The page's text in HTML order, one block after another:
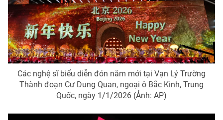
Các nghệ sĩ biểu diễn đón năm mới tại Vạn Lý Trường
Thành đoạn Cư Dung Quan, ngoại ô Bắc Kinh, Trung
Quốc, ngày 1/1/2026 (Ảnh: AP)